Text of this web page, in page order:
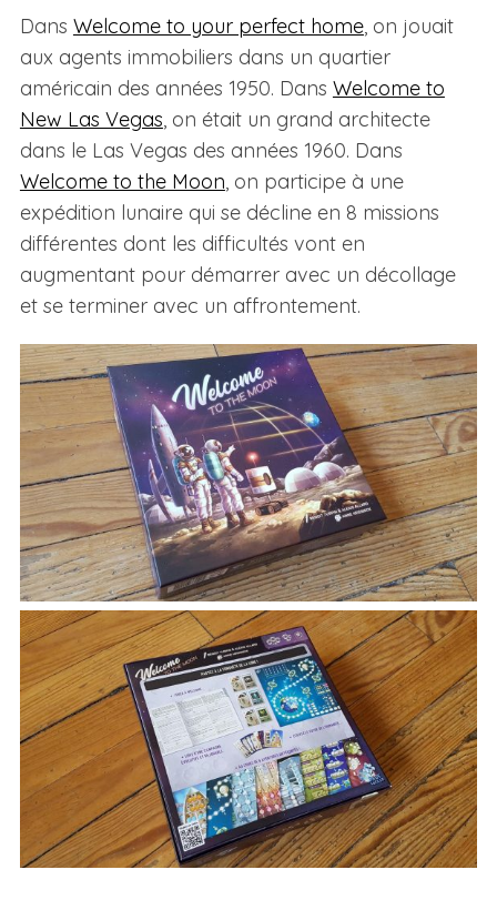
Dans Welcome to your perfect home, on jouait
aux agents immobiliers dans un quartier
américain des années 1950. Dans Welcome to
New Las Vegas, on était un grand architecte
dans le Las Vegas des années 1960. Dans
Welcome to the Moon, on participe à une
expédition lunaire qui se décline en 8 missions
différentes dont les difficultés vont en
augmentant pour démarrer avec un décollage
et se terminer avec un affrontement.